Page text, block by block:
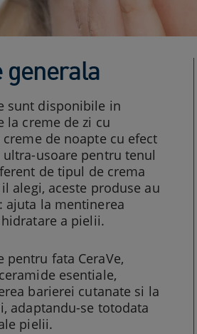
generala
sunt disponibile in
la creme de zi cu
de noapte cu efect
usoare pentru tenul
de tipul de crema
alegi, aceste produse au
ajuta la mentinerea
a pielii.
pentru fata CeraVe,
esentiale,
barierei cutanate si la
adaptandu-se totodata
pielii.